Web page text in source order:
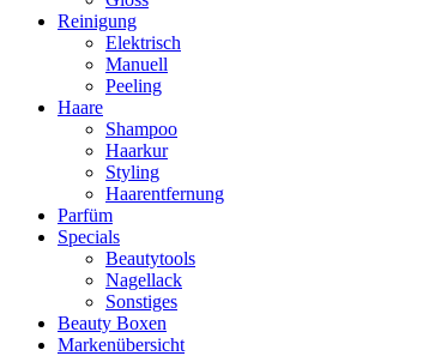
Reinigung
Elektrisch
Manuell
Peeling
Haare
Shampoo
Haarkur
Styling
Haarentfernung
Parfüm
Specials
Beautytools
Nagellack
Sonstiges
Beauty Boxen
Markenübersicht